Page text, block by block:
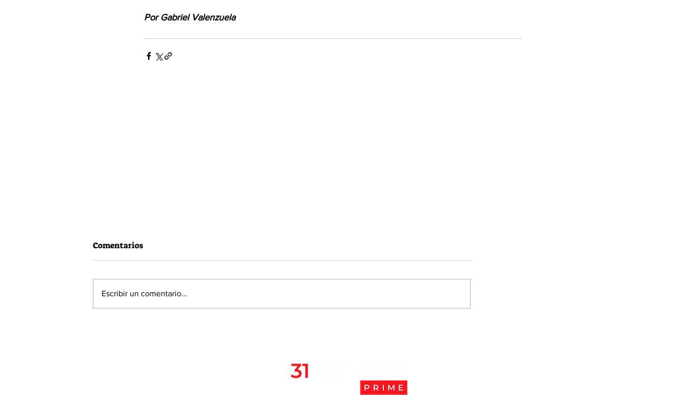
Por Gabriel Valenzuela
Time 2021
Comentarios
Escribir un comentario...